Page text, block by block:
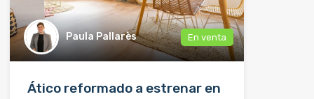
Paula Pallarès En venta
Ático reformado a estrenar en